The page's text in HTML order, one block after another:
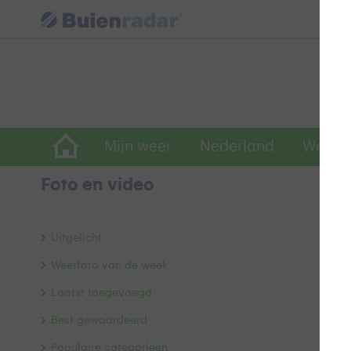
Mijn weer Nederland
Foto en video
Uitgelicht
Weerfoto van de week
Laatst toegevoegd
Best gewaardeerd
Populaire categorieën